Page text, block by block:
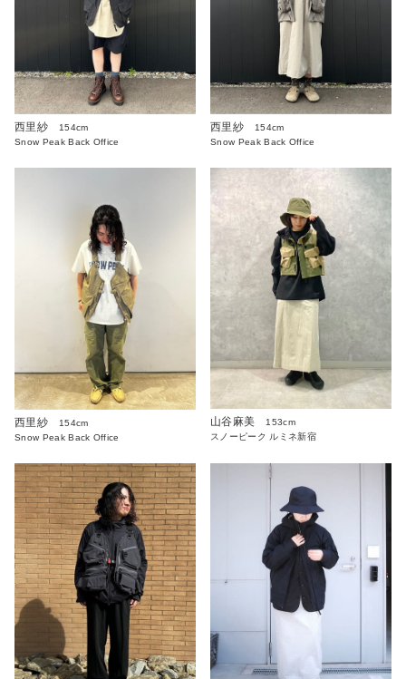
西里紗
154cm
Snow Peak Back Office
西里紗
154cm
Snow Peak Back Office
西里紗
154cm
Snow Peak Back Office
山谷麻美
153cm
スノーピーク ルミネ新宿